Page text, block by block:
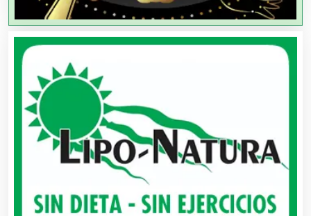
Aire Acondicionado
Alarmas
Albercas
Alimentos
Almacenaje